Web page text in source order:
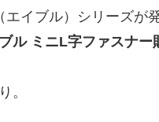
イブル）シリーズが
ブル ミニL字ファスナー
。